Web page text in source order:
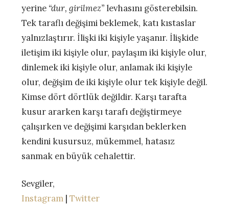
yerine “dur, girilmez” levhasını gösterebilsin.
Tek taraflı değişimi beklemek, katı kıstaslar
yalnızlaştırır. İlişki iki kişiyle yaşanır. İlişkide
iletişim iki kişiyle olur, paylaşım iki kişiyle olur,
dinlemek iki kişiyle olur, anlamak iki kişiyle
olur, değişim de iki kişiyle olur tek kişiyle değil.
Kimse dört dörtlük değildir. Karşı tarafta
kusur ararken karşı tarafı değiştirmeye
çalışırken ve değişimi karşıdan beklerken
kendini kusursuz, mükemmel, hatasız
sanmak en büyük cehalettir.
Sevgiler,
Instagram | Twitter